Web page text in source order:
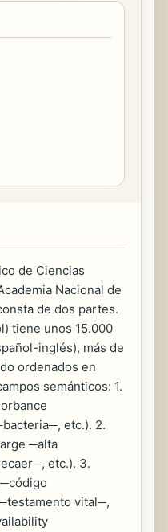
de Ciencias
Nacional de
de dos partes.
tiene unos 15.000
inglés), más de
ordenados en
semánticos: 1.
etc.). 2.
─alta
etc.). 3.
vital─,